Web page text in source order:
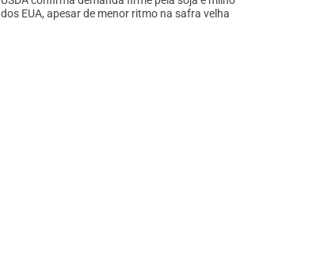
dos EUA, apesar de menor ritmo na safra velha